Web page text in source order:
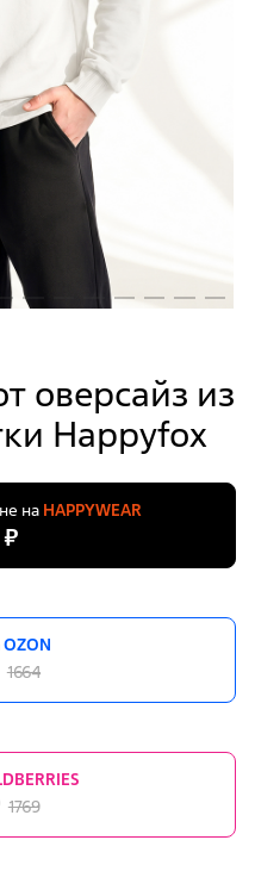
оверсайз из
Happyfox
на HAPPYWEAR
OZON
1664
1769